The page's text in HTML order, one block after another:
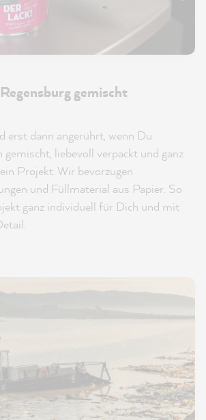
gemischt
erst dann angerührt, wenn Du
liebevoll verpackt und ganz
Projekt. Wir bevorzugen
und Füllmaterial aus Papier. So
ganz individuell für Dich und mit